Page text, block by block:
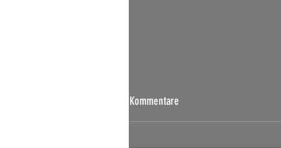
Börsen Radar 07.08.2026
Kommentare